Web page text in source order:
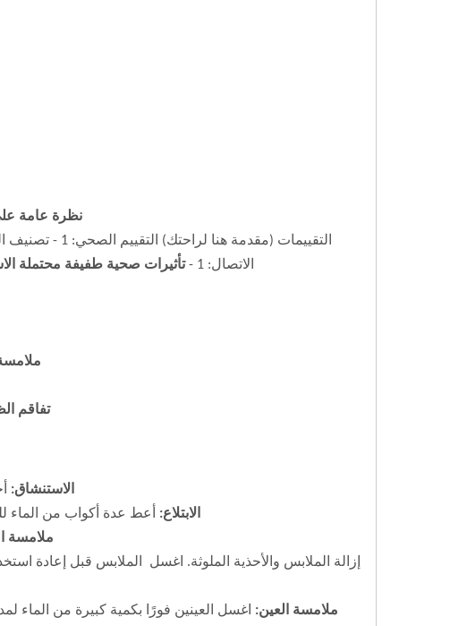
نظرة عامة
الاتصال: 1 -
تأثيرات صحية طفيفة محتملة
تفاقم
الاستنشاق:
الابتلاع:
أعط عدة أكواب من الماء
ملامسة
إزالة الملابس والأحذية الملوثة. اغسل
الملابس قبل إعادة
ملامسة العين: